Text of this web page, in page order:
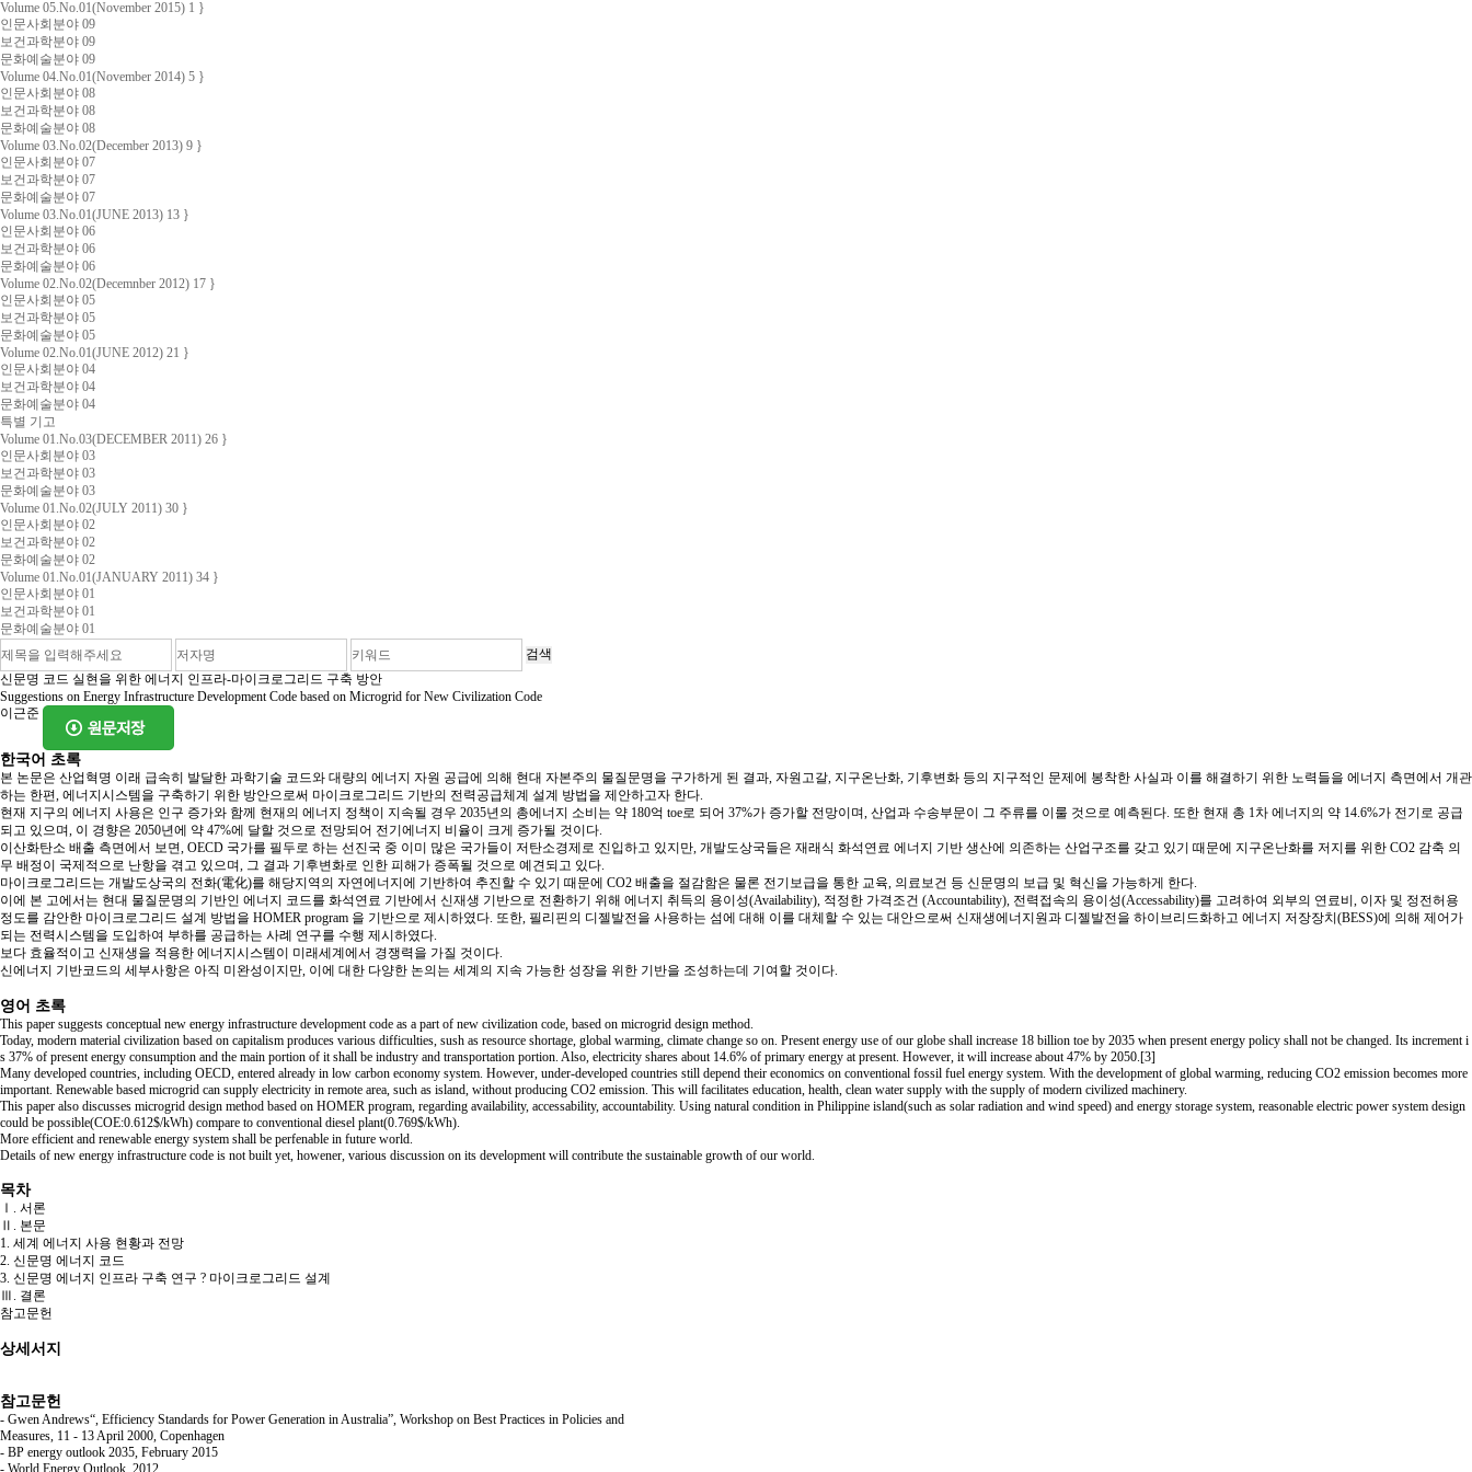
Volume 05.No.01(November 2015) 1 }
인문사회분야 09
보건과학분야 09
문화예술분야 09
Volume 04.No.01(November 2014) 5 }
인문사회분야 08
보건과학분야 08
문화예술분야 08
Volume 03.No.02(December 2013) 9 }
인문사회분야 07
보건과학분야 07
문화예술분야 07
Volume 03.No.01(JUNE 2013) 13 }
인문사회분야 06
보건과학분야 06
문화예술분야 06
Volume 02.No.02(Decemnber 2012) 17 }
인문사회분야 05
보건과학분야 05
문화예술분야 05
Volume 02.No.01(JUNE 2012) 21 }
인문사회분야 04
보건과학분야 04
문화예술분야 04
특별 기고
Volume 01.No.03(DECEMBER 2011) 26 }
인문사회분야 03
보건과학분야 03
문화예술분야 03
Volume 01.No.02(JULY 2011) 30 }
인문사회분야 02
보건과학분야 02
문화예술분야 02
Volume 01.No.01(JANUARY 2011) 34 }
인문사회분야 01
보건과학분야 01
문화예술분야 01
신문명 코드 실현을 위한 에너지 인프라-마이크로그리드 구축 방안
Suggestions on Energy Infrastructure Development Code based on Microgrid for New Civilization Code
이근준
한국어 초록
본 논문은 산업혁명 이래 급속히 발달한 과학기술 코드와 대량의 에너지 자원 공급에 의해 현대 자본주의 물질문명을 구가하게 된 결과, 자원고갈, 지구온난화, 기후변화 등의 지구적인 문제에 봉착한 사실과 이를 해결하기 위한 노력들을 에너지 측면에서 개관
하는 한편, 에너지시스템을 구축하기 위한 방안으로써 마이크로그리드 기반의 전력공급체계 설계 방법을 제안하고자 한다.
현재 지구의 에너지 사용은 인구 증가와 함께 현재의 에너지 정책이 지속될 경우 2035년의 총에너지 소비는 약 180억 toe로 되어 37%가 증가할 전망이며, 산업과 수송부문이 그 주류를 이룰 것으로 예측된다. 또한 현재 총 1차 에너지의 약 14.6%가 전기로 공급
되고 있으며, 이 경향은 2050년에 약 47%에 달할 것으로 전망되어 전기에너지 비율이 크게 증가될 것이다.
이산화탄소 배출 측면에서 보면, OECD 국가를 필두로 하는 선진국 중 이미 많은 국가들이 저탄소경제로 진입하고 있지만, 개발도상국들은 재래식 화석연료 에너지 기반 생산에 의존하는 산업구조를 갖고 있기 때문에 지구온난화를 저지를 위한 CO2 감축 의
무 배정이 국제적으로 난항을 겪고 있으며, 그 결과 기후변화로 인한 피해가 증폭될 것으로 예견되고 있다.
마이크로그리드는 개발도상국의 전화(電化)를 해당지역의 자연에너지에 기반하여 추진할 수 있기 때문에 CO2 배출을 절감함은 물론 전기보급을 통한 교육, 의료보건 등 신문명의 보급 및 혁신을 가능하게 한다.
이에 본 고에서는 현대 물질문명의 기반인 에너지 코드를 화석연료 기반에서 신재생 기반으로 전환하기 위해 에너지 취득의 용이성(Availability), 적정한 가격조건 (Accountability), 전력접속의 용이성(Accessability)를 고려하여 외부의 연료비, 이자 및 정전허용
정도를 감안한 마이크로그리드 설계 방법을 HOMER program 을 기반으로 제시하였다. 또한, 필리핀의 디젤발전을 사용하는 섬에 대해 이를 대체할 수 있는 대안으로써 신재생에너지원과 디젤발전을 하이브리드화하고 에너지 저장장치(BESS)에 의해 제어가
되는 전력시스템을 도입하여 부하를 공급하는 사례 연구를 수행 제시하였다.
보다 효율적이고 신재생을 적용한 에너지시스템이 미래세계에서 경쟁력을 가질 것이다.
신에너지 기반코드의 세부사항은 아직 미완성이지만, 이에 대한 다양한 논의는 세계의 지속 가능한 성장을 위한 기반을 조성하는데 기여할 것이다.
영어 초록
This paper suggests conceptual new energy infrastructure development code as a part of new civilization code, based on microgrid design method.
Today, modern material civilization based on capitalism produces various difficulties, sush as resource shortage, global warming, climate change so on. Present energy use of our globe shall increase 18 billion toe by 2035 when present energy policy shall not be changed. Its increment i
s 37% of present energy consumption and the main portion of it shall be industry and transportation portion. Also, electricity shares about 14.6% of primary energy at present. However, it will increase about 47% by 2050.[3]
Many developed countries, including OECD, entered already in low carbon economy system. However, under-developed countries still depend their economics on conventional fossil fuel energy system. With the development of global warming, reducing CO2 emission becomes more
important. Renewable based microgrid can supply electricity in remote area, such as island, without producing CO2 emission. This will facilitates education, health, clean water supply with the supply of modern civilized machinery.
This paper also discusses microgrid design method based on HOMER program, regarding availability, accessability, accountability. Using natural condition in Philippine island(such as solar radiation and wind speed) and energy storage system, reasonable electric power system design
could be possible(COE:0.612$/kWh) compare to conventional diesel plant(0.769$/kWh).
More efficient and renewable energy system shall be perfenable in future world.
Details of new energy infrastructure code is not built yet, howener, various discussion on its development will contribute the sustainable growth of our world.
목차
Ⅰ. 서론
Ⅱ. 본문
1. 세계 에너지 사용 현황과 전망
2. 신문명 에너지 코드
3. 신문명 에너지 인프라 구축 연구 ? 마이크로그리드 설계
Ⅲ. 결론
참고문헌
상세서지
참고문헌
- Gwen Andrews“, Efficiency Standards for Power Generation in Australia”, Workshop on Best Practices in Policies and
Measures, 11 - 13 April 2000, Copenhagen
- BP energy outlook 2035, February 2015
- World Energy Outlook, 2012